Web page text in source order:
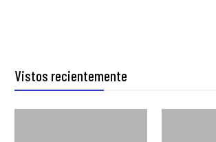
Vistos recientemente